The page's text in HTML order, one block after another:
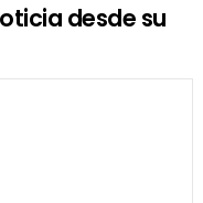
desde su